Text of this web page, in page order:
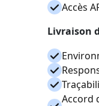
Accès
Livraison
Accord